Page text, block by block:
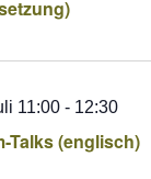
Talks (englisch)
11:00 - 12:30